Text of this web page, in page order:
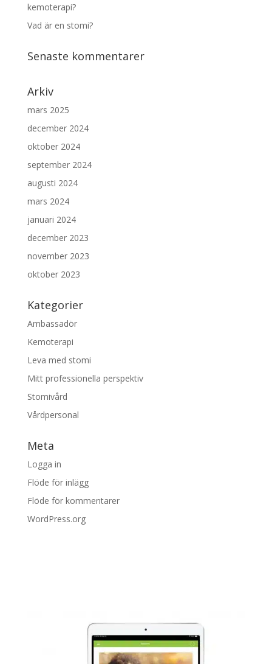
kemoterapi?
Vad är en stomi?
Senaste kommentarer
Arkiv
mars 2025
december 2024
oktober 2024
september 2024
augusti 2024
mars 2024
januari 2024
december 2023
november 2023
oktober 2023
Kategorier
Ambassadör
Kemoterapi
Leva med stomi
Mitt professionella perspektiv
Stomivård
Vårdpersonal
Meta
Logga in
Flöde för inlägg
Flöde för kommentarer
WordPress.org